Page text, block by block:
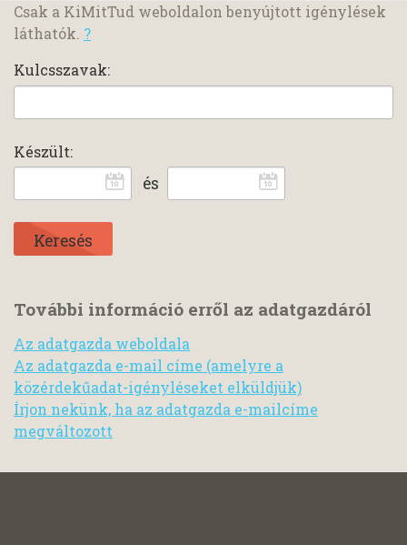
Csak a KiMitTud weboldalon benyújtott igénylések
láthatók. ?
Kulcsszavak:
Készült:
és
További információ erről az adatgazdáról
Az adatgazda weboldala
Az adatgazda e-mail címe (amelyre a
közérdekűadat-igényléseket elküldjük)
Írjon nekünk, ha az adatgazda e-mailcíme
megváltozott